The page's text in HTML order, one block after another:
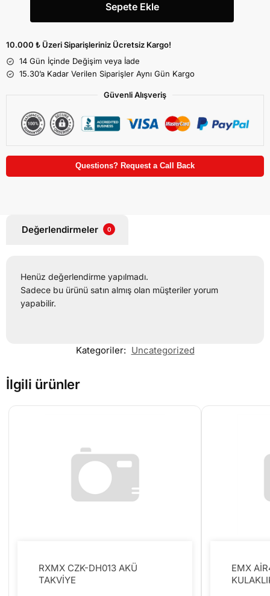
Sepete Ekle
10.000 ₺ Üzeri Siparişleriniz Ücretsiz Kargo!
14 Gün İçinde Değişim veya İade
15.30’a Kadar Verilen Siparişler Aynı Gün Kargo
Güvenli Alışveriş
Questions? Request a Call Back
Değerlendirmeler 0
Henüz değerlendirme yapılmadı.
Sadece bu ürünü satın almış olan müşteriler yorum
yapabilir.
Kategoriler: Uncategorized
İlgili ürünler
RXMX CZK-DH013 AKÜ
TAKVİYE
EMX